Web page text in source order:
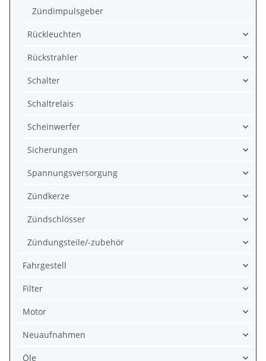
Zündimpulsgeber
Rückleuchten
Rückstrahler
Schalter
Schaltrelais
Scheinwerfer
Sicherungen
Spannungsversorgung
Zündkerze
Zündschlösser
Zündungsteile/-zubehör
Fahrgestell
Filter
Motor
Neuaufnahmen
Öle